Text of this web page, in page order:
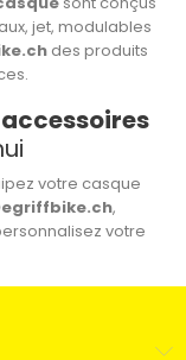
jet, modulables
des produits
votre casque
,
votre